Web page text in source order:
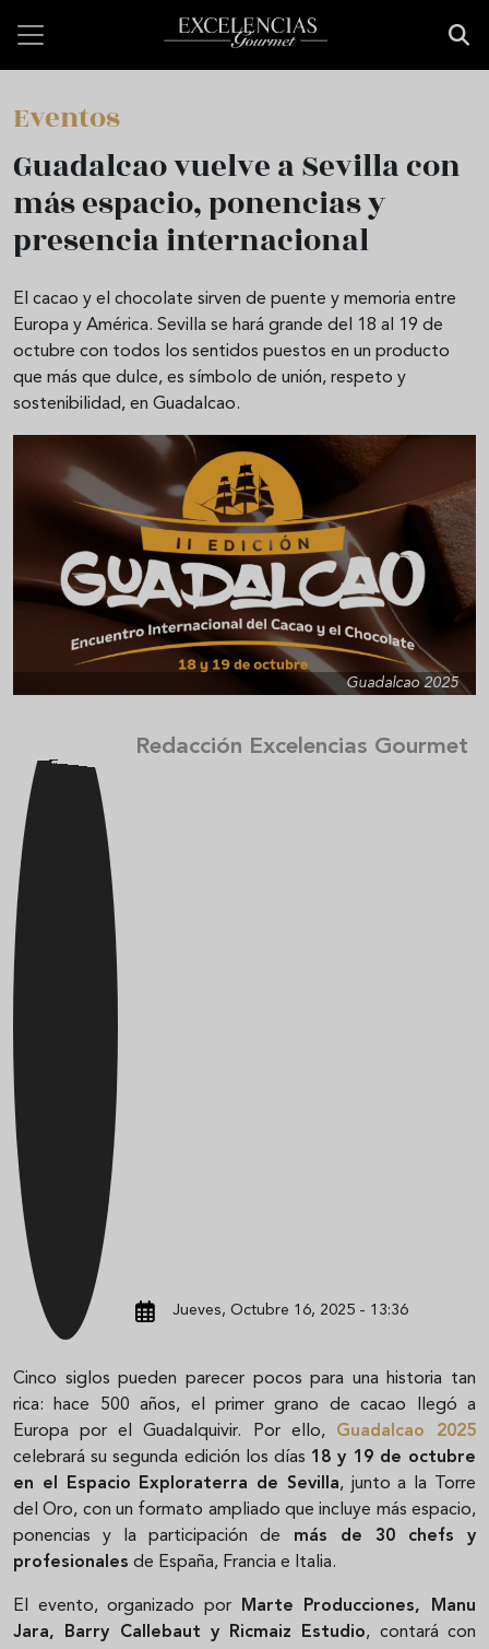
Eventos
Guadalcao vuelve a Sevilla con
más espacio, ponencias y
presencia internacional
El cacao y el chocolate sirven de puente y memoria entre
Europa y América. Sevilla se hará grande del 18 al 19 de
octubre con todos los sentidos puestos en un producto
que más que dulce, es símbolo de unión, respeto y
sostenibilidad, en Guadalcao.
Guadalcao 2025
Redacción Excelencias Gourmet
Jueves, Octubre 16, 2025 - 13:36
Cinco siglos pueden parecer pocos para una historia tan
rica: hace 500 años, el primer grano de cacao llegó a
Europa por el Guadalquivir. Por ello, Guadalcao 2025
celebrará su segunda edición los días 18 y 19 de octubre
en el Espacio Exploraterra de Sevilla, junto a la Torre
del Oro, con un formato ampliado que incluye más espacio,
ponencias y la participación de más de 30 chefs y
profesionales de España, Francia e Italia.
El evento, organizado por Marte Producciones, Manu
Jara, Barry Callebaut y Ricmaiz Estudio, contará con